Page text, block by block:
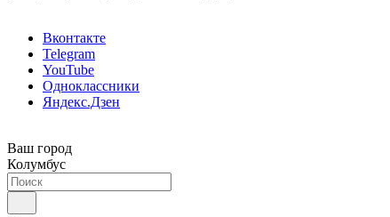
Вконтакте
Telegram
YouTube
Одноклассники
Яндекс.Дзен
Ваш город
Колумбус